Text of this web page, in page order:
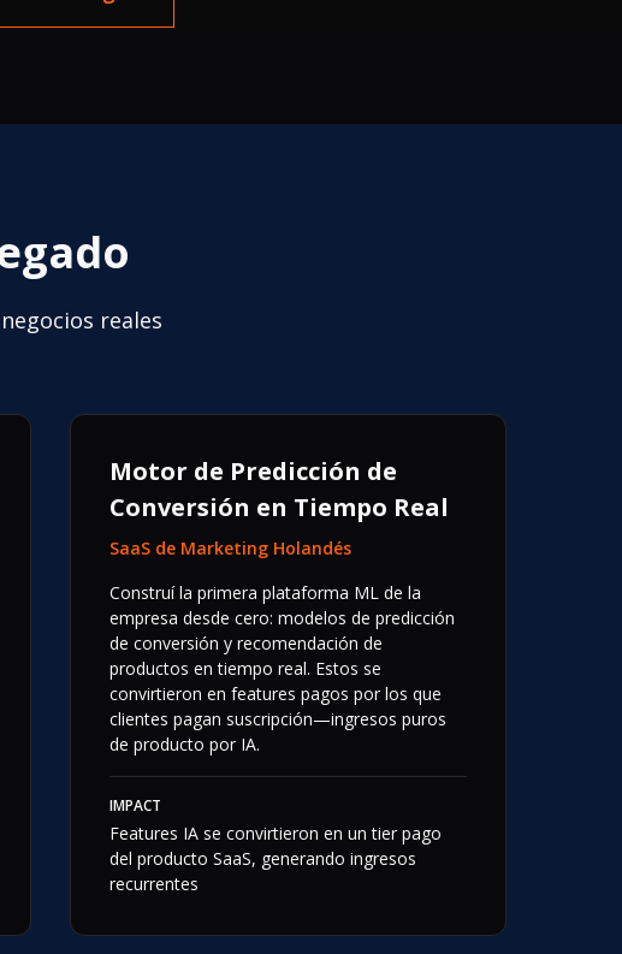
reales
Motor de Predicción de
Conversión en Tiempo Real
SaaS de Marketing Holandés
Construí la primera plataforma ML de la
empresa desde cero: modelos de predicción
de conversión y recomendación de
productos en tiempo real. Estos se
convirtieron en features pagos por los que
clientes pagan suscripción—ingresos puros
de producto por IA.
IMPACT
Features IA se convirtieron en un tier pago
del producto SaaS, generando ingresos
recurrentes